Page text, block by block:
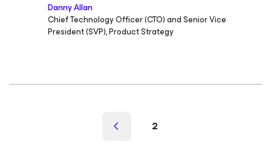
Danny Allan
Chief Technology Officer (CTO) and Senior Vice
President (SVP), Product Strategy
2